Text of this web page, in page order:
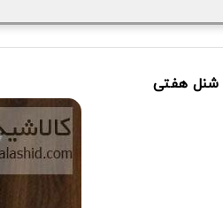
شنل هفتی